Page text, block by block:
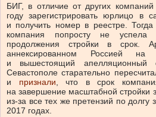
БИГ, в отличие от других
году зарегистрировать юрлицо в
и получить номер в реестре.
компания попросту не успела
продолжения стройки в срок.
аннексированном Россией
и вышестоящий апелляционный
Севастополе старательно
и признали , что в срок
на завершение масштабной стройки
из-за все тех же претензий по
2017 годах.